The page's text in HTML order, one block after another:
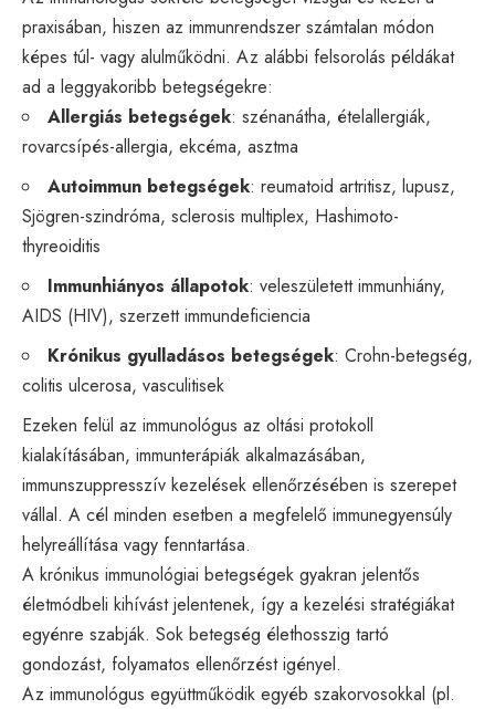
praxisában, hiszen az immunrendszer számtalan módon
képes túl- vagy alulműködni. Az alábbi felsorolás példákat
ad a leggyakoribb betegségekre:
Allergiás betegségek: szénanátha, ételallergiák,
rovarcsípés-allergia, ekcéma, asztma
Autoimmun betegségek: reumatoid artritisz, lupusz,
Sjögren-szindróma, sclerosis multiplex, Hashimoto-
thyreoiditis
Immunhiányos állapotok: veleszületett immunhiány,
AIDS (HIV), szerzett immundeficiencia
Krónikus gyulladásos betegségek: Crohn-betegség,
colitis ulcerosa, vasculitisek
Ezeken felül az immunológus az oltási protokoll
kialakításában, immunterápiák alkalmazásában,
immunszuppresszív kezelések ellenőrzésében is szerepet
vállal. A cél minden esetben a megfelelő immunegyensúly
helyreállítása vagy fenntartása.
A krónikus immunológiai betegségek gyakran jelentős
életmódbeli kihívást jelentenek, így a kezelési stratégiákat
egyénre szabják. Sok betegség élethosszig tartó
gondozást, folyamatos ellenőrzést igényel.
Az immunológus együttműködik egyéb szakorvosokkal (pl.